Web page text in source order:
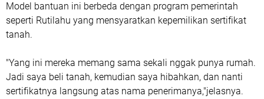
Model bantuan ini berbeda dengan program pemerintah
seperti Rutilahu yang mensyaratkan kepemilikan sertifikat
tanah.
"Yang ini mereka memang sama sekali nggak punya rumah.
Jadi saya beli tanah, kemudian saya hibahkan, dan nanti
sertifikatnya langsung atas nama penerimanya,"jelasnya.